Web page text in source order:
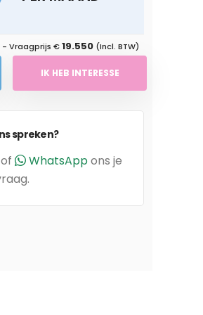
- Vraagprijs €19.550 (Incl. BTW)
IK HEB INTERESSE
spreken?
of WhatsAppons je